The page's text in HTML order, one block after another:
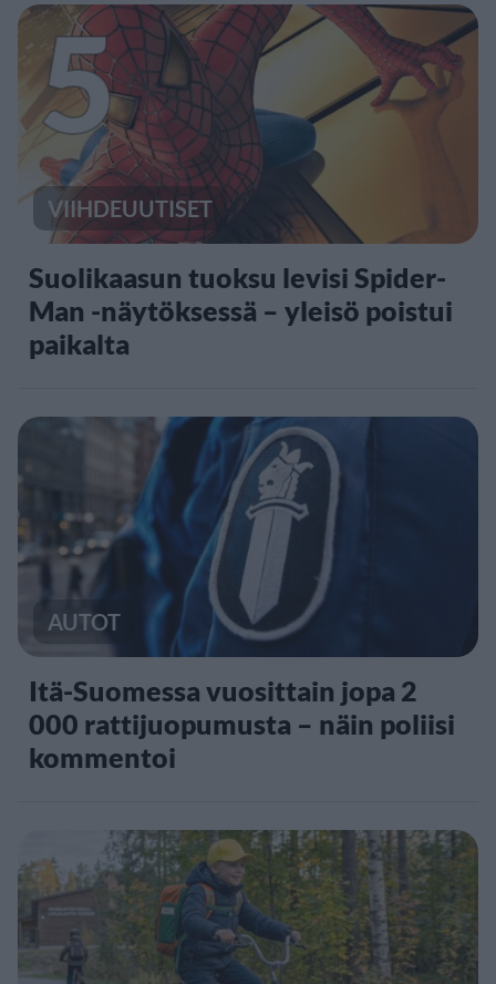
5
VIIHDEUUTISET
Suolikaasun tuoksu levisi Spider-
Man -näytöksessä – yleisö poistui
paikalta
AUTOT
Itä-Suomessa vuosittain jopa 2
000 rattijuopumusta – näin poliisi
kommentoi